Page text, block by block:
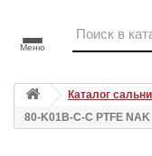
Меню
Каталог
80-K01B-C-C PTFE NAK